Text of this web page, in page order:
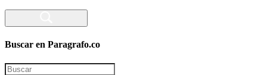
Buscar en Paragrafo.co
Search